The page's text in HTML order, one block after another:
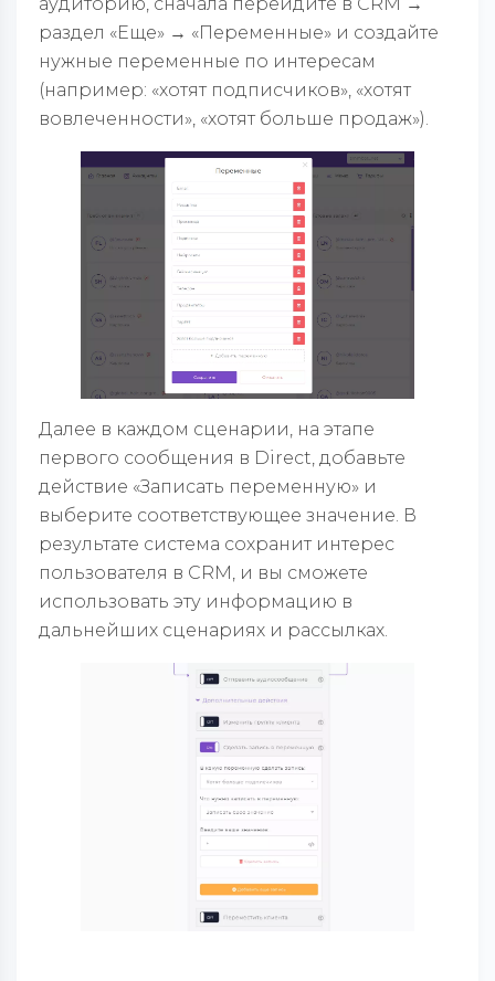
раздел «Еще» → «Переменные» и создайте
нужные переменные по интересам
(например: «хотят подписчиков», «хотят
вовлеченности», «хотят больше продаж»).
Далее в каждом сценарии, на этапе
первого сообщения в Direct, добавьте
действие «Записать переменную» и
выберите соответствующее значение. В
результате система сохранит интерес
пользователя в CRM, и вы сможете
использовать эту информацию в
дальнейших сценариях и рассылках.